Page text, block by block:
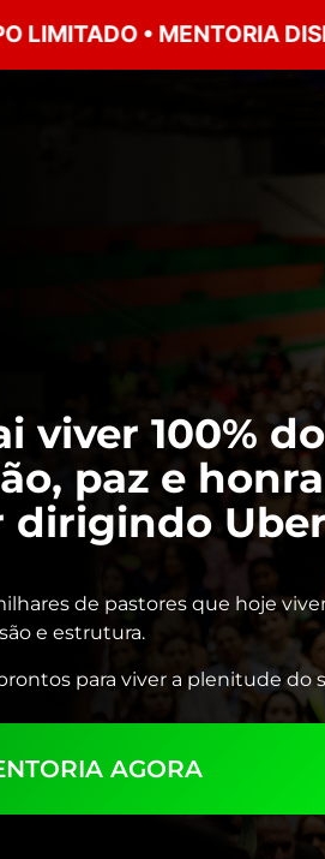
• MENTORIA
viver 100% do
paz e
dirigindo
de pastores que hoje
e estrutura.
para viver a plenitude do
AGORA